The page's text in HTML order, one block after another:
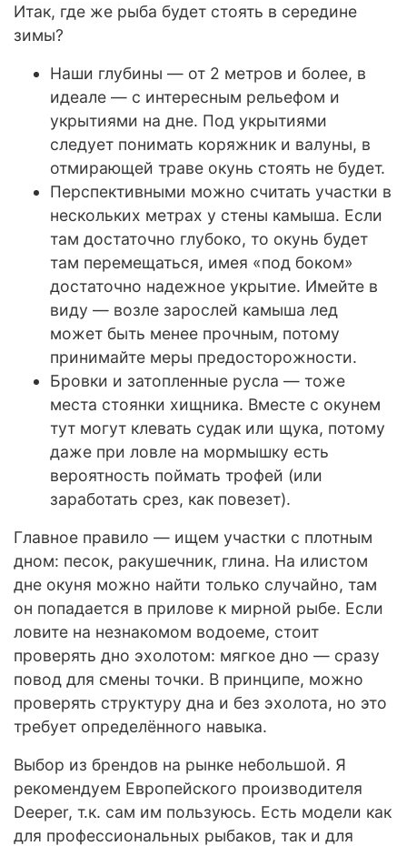
Итак, где же рыба будет стоять в середине
зимы?
Наши глубины — от 2 метров и более, в
идеале — с интересным рельефом и
укрытиями на дне. Под укрытиями
следует понимать коряжник и валуны, в
отмирающей траве окунь стоять не будет.
Перспективными можно считать участки в
нескольких метрах у стены камыша. Если
там достаточно глубоко, то окунь будет
там перемещаться, имея «под боком»
достаточно надежное укрытие. Имейте в
виду — возле зарослей камыша лед
может быть менее прочным, потому
принимайте меры предосторожности.
Бровки и затопленные русла — тоже
места стоянки хищника. Вместе с окунем
тут могут клевать судак или щука, потому
даже при ловле на мормышку есть
вероятность поймать трофей (или
заработать срез, как повезет).
Главное правило — ищем участки с плотным
дном: песок, ракушечник, глина. На илистом
дне окуня можно найти только случайно, там
он попадается в прилове к мирной рыбе. Если
ловите на незнакомом водоеме, стоит
проверять дно эхолотом: мягкое дно — сразу
повод для смены точки. В принципе, можно
проверять структуру дна и без эхолота, но это
требует определённого навыка.
Выбор из брендов на рынке небольшой. Я
рекомендуем Европейского производителя
Deeper, т.к. сам им пользуюсь. Есть модели как
для профессиональных рыбаков, так и для